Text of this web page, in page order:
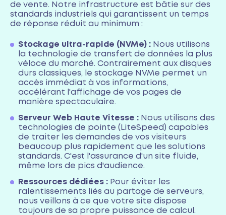
de vente. Notre infrastructure est bâtie sur des
standards industriels qui garantissent un temps
de réponse réduit au minimum :
Stockage ultra-rapide (NVMe) : Nous utilisons
la technologie de transfert de données la plus
véloce du marché. Contrairement aux disques
durs classiques, le stockage NVMe permet un
accès immédiat à vos informations,
accélérant l'affichage de vos pages de
manière spectaculaire.
Serveur Web Haute Vitesse : Nous utilisons des
technologies de pointe (LiteSpeed) capables
de traiter les demandes de vos visiteurs
beaucoup plus rapidement que les solutions
standards. C'est l'assurance d'un site fluide,
même lors de pics d'audience.
Ressources dédiées : Pour éviter les
ralentissements liés au partage de serveurs,
nous veillons à ce que votre site dispose
toujours de sa propre puissance de calcul.